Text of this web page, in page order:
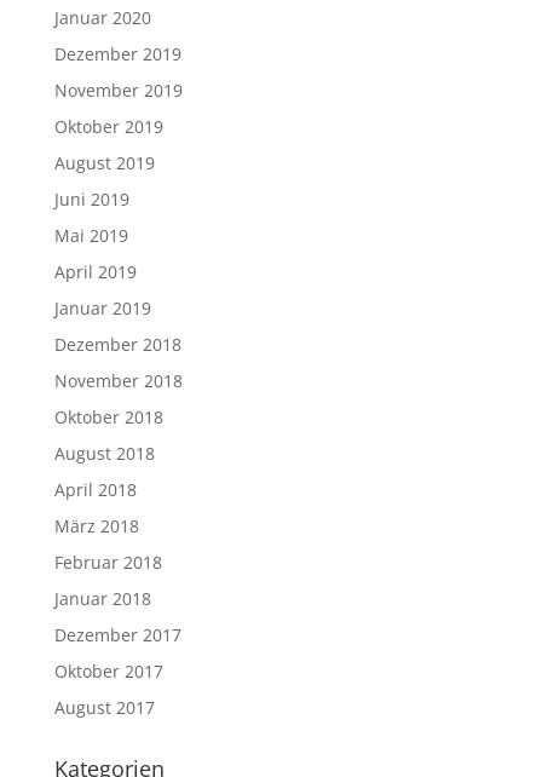
Januar 2020
Dezember 2019
November 2019
Oktober 2019
August 2019
Juni 2019
Mai 2019
April 2019
Januar 2019
Dezember 2018
November 2018
Oktober 2018
August 2018
April 2018
März 2018
Februar 2018
Januar 2018
Dezember 2017
Oktober 2017
August 2017
Kategorien